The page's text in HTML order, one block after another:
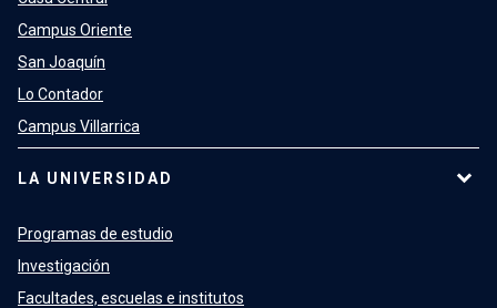
Campus Oriente
San Joaquín
Lo Contador
Campus Villarrica
LA UNIVERSIDAD
Programas de estudio
Investigación
Facultades, escuelas e institutos